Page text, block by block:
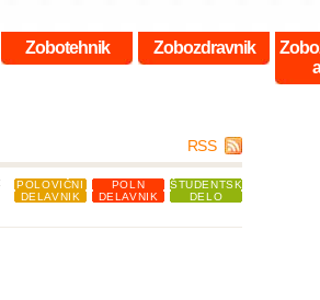
Zobotehnik Zobozdravnik
RSS
ŠTUDENTSKO
DELO
POLN
DELAVNIK
POLOVIČNI
DELAVNIK